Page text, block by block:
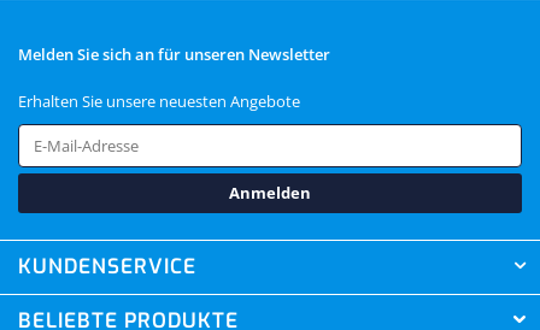
Melden Sie sich an für unseren Newsletter
Erhalten Sie unsere neuesten Angebote
Anmelden
KUNDENSERVICE
BELIEBTE PRODUKTE